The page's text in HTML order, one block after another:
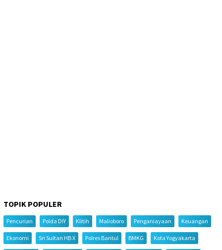
TOPIK POPULER
Pencurian Polda DIY Klitih Malioboro Penganiayaan Keuangan
Ekonomi Sri Sultan HB X Polres Bantul BMKG Kota Yogyakarta